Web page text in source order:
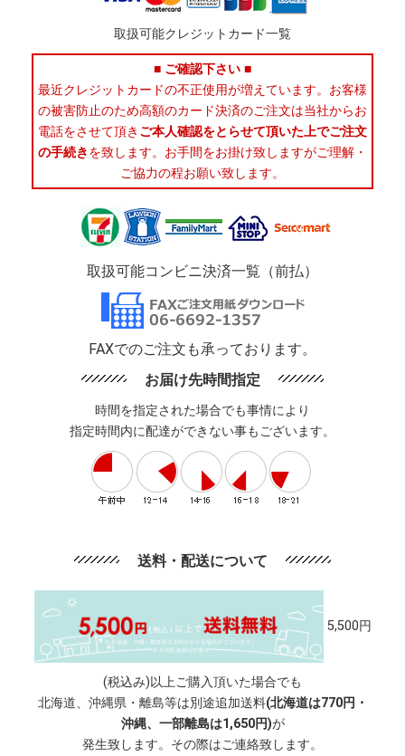
取扱可能クレジットカード一覧
■ ご確認下さい ■
最近クレジットカードの不正使用が増えています。お客様
の被害防止のため高額のカード決済のご注文は当社からお
電話をさせて頂き ご本人確認をとらせて頂いた上でご注文
の手続きを致します。お手間をお掛け致しますがご理解・
ご協力の程お願い致します。
取扱可能コンビニ決済一覧（前払）
FAXでのご注文も承っております。
お届け先時間指定
時間を指定された場合でも事情により
指定時間内に配達ができない事もございます。
送料・配送について
5,500円
(税込み)以上ご購入頂いた場合でも
北海道、沖縄県・離島等は別途追加送料(北海道は770円・
沖縄、一部離島は1,650円)が
発生致します。その際はご連絡致します。